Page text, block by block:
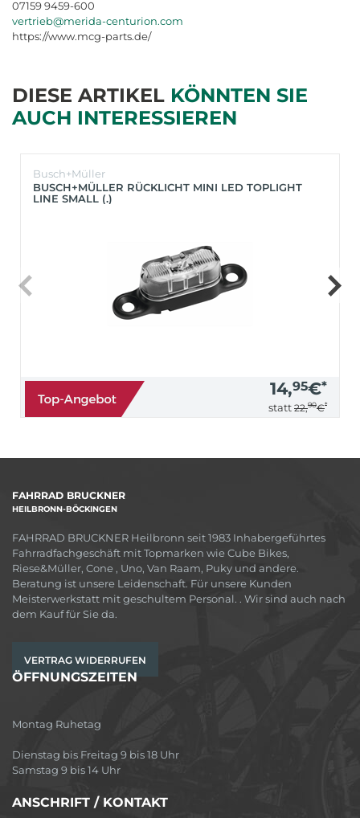
07159 9459-600
vertrieb@merida-centurion.com
https://www.mcg-parts.de/
DIESE ARTIKEL KÖNNTEN SIE
AUCH INTERESSIEREN
Busch+Müller
BUSCH+MÜLLER RÜCKLICHT MINI LED TOPLIGHT
LINE SMALL (.)
14,95€*
statt 22,90€*
FAHRRAD BRUCKNER
HEILBRONN-BÖCKINGEN
FAHRRAD BRUCKNER Heilbronn seit 1983 Inhabergeführtes
Fahrradfachgeschäft mit Topmarken wie Cube Bikes,
Riese&Müller, Cone , Uno, Van Raam, Puky und andere.
Beratung ist unsere Leidenschaft. Für unsere Kunden
Meisterwerkstatt mit geschultem Personal. . Wir sind auch nach
dem Kauf für Sie da.
VERTRAG WIDERRUFEN
ÖFFNUNGSZEITEN
Montag Ruhetag
Dienstag bis Freitag 9 bis 18 Uhr
Samstag 9 bis 14 Uhr
ANSCHRIFT / KONTAKT